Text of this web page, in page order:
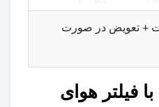
+ تعویض در صورت
فیلتر هوای